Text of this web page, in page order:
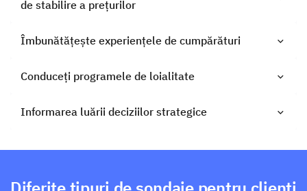
de stabilire a prețurilor
Îmbunătățește experiențele de cumpărături
Conduceți programele de loialitate
Informarea luării deciziilor strategice